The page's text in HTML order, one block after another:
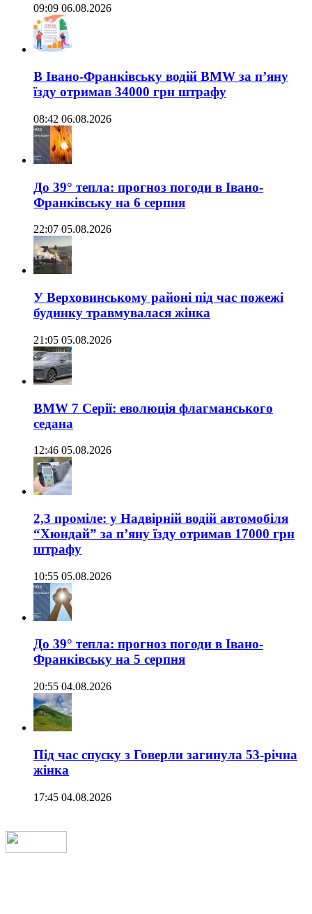
09:09 06.08.2026
В Івано-Франківську водій BMW за п’яну
їзду отримав 34000 грн штрафу
08:42 06.08.2026
До 39° тепла: прогноз погоди в Івано-
Франківську на 6 серпня
22:07 05.08.2026
У Верховинському районі під час пожежі
будинку травмувалася жінка
21:05 05.08.2026
BMW 7 Серії: еволюція флагманського
седана
12:46 05.08.2026
2,3 проміле: у Надвірній водій автомобіля
“Хюндай” за п’яну їзду отримав 17000 грн
штрафу
10:55 05.08.2026
До 39° тепла: прогноз погоди в Івано-
Франківську на 5 серпня
20:55 04.08.2026
Під час спуску з Говерли загинула 53-річна
жінка
17:45 04.08.2026